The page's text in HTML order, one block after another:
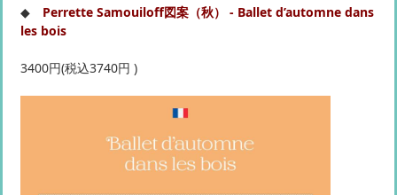
◆ Perrette Samouiloff図案（秋） - Ballet d’automne dans
les bois
3400円(税込3740円 )